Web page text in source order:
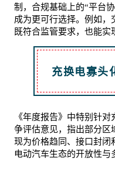
制，合规基础上的“平台
成为更可行选择。例如，
既符合监管要求，也能实
充换电寡头
《年度报告》中特别针
争评估意见，指出部分区
现为价格趋同、接口封闭
电动汽车生态的开放性与